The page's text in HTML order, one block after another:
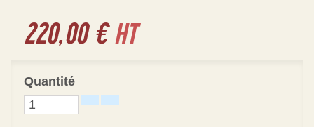
220,00 €HT
Quantité